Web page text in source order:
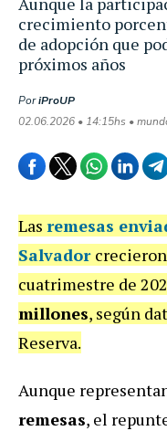
crecimiento
de adopción que
próximos años
PoriProUP
02.06.2026 • 14:15hs •
Las remesas
Salvador crecieron
cuatrimestre de
millones, según
Reserva.
Aunque
remesas, el